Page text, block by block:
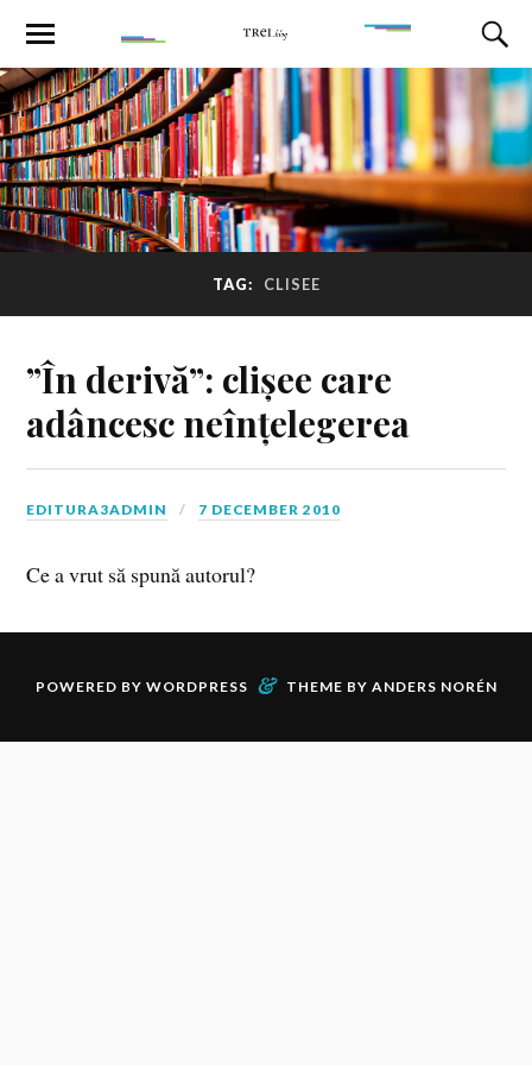
TAG: CLISEE
”În derivă”: clișee care
adâncesc neînțelegerea
EDITURA3ADMIN 7 DECEMBER 2010
Ce a vrut să spună autorul?
POWERED BY WORDPRESS & THEME BY ANDERS NORÉN